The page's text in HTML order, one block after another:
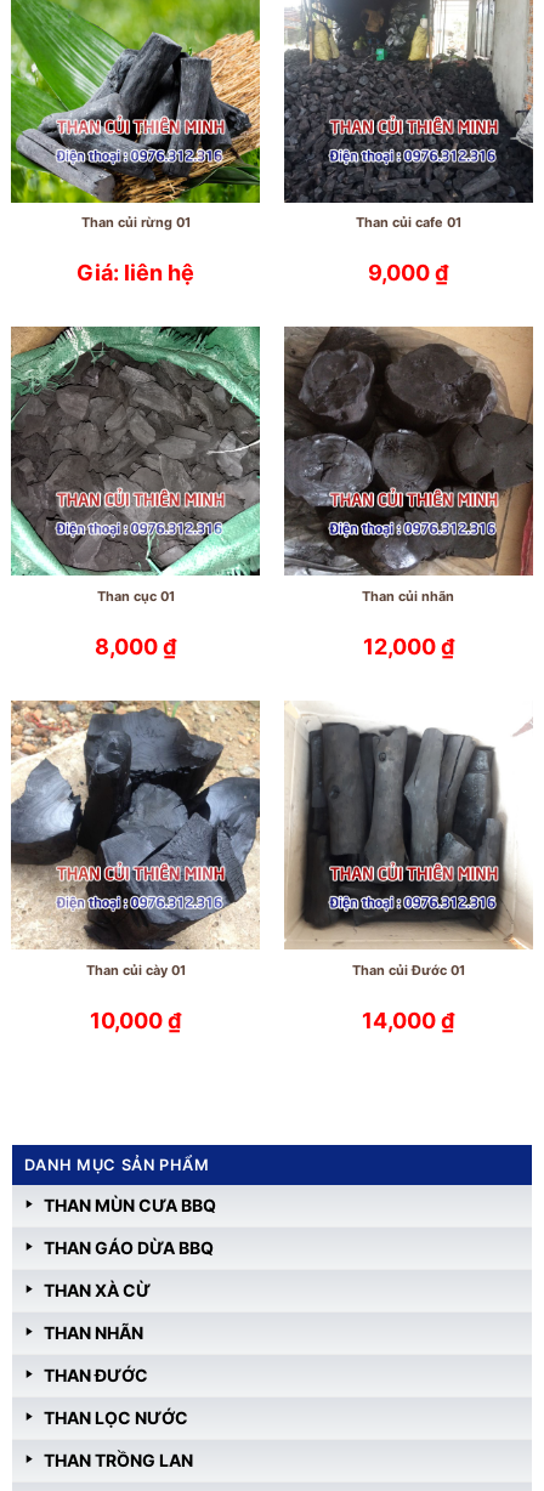
DANH MỤC SẢN PHẨM
THAN MÙN CƯA BBQ
THAN GÁO DỪA BBQ
THAN XÀ CỪ
THAN NHÃN
THAN ĐƯỚC
THAN LỌC NƯỚC
THAN TRỒNG LAN
Than củi rừng 01
Giá: liên hệ
Than củi cafe 01
9,000₫
Than cục 01
8,000₫
Than củi nhãn
12,000₫
Than củi cày 01
10,000₫
Than củi Đước 01
14,000₫